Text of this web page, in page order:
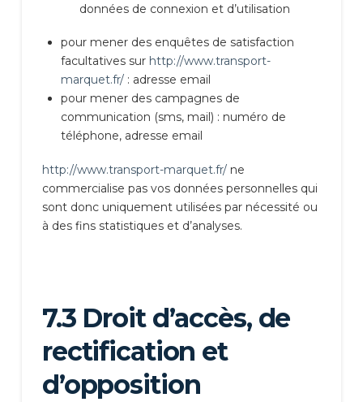
données de connexion et d’utilisation
pour mener des enquêtes de satisfaction
facultatives sur http://www.transport-
marquet.fr/ : adresse email
pour mener des campagnes de
communication (sms, mail) : numéro de
téléphone, adresse email
http://www.transport-marquet.fr/ne
commercialise pas vos données personnelles qui
sont donc uniquement utilisées par nécessité ou
à des fins statistiques et d’analyses.
7.3 Droit d’accès, de
rectification et
d’opposition